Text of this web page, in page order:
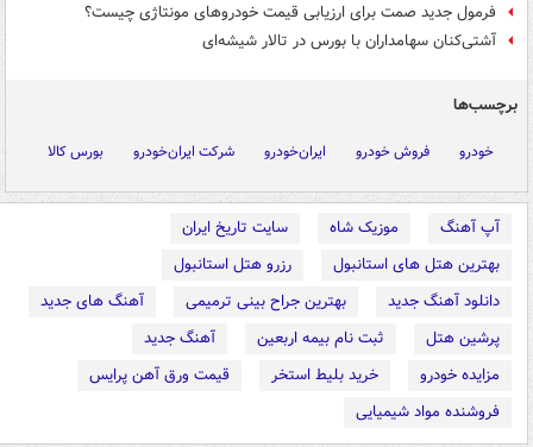
فرمول جدید صمت برای ارزیابی قیمت خودروهای مونتاژی چیست؟
آشتی‌کنان سهامداران با بورس در تالار شیشه‌ای
برچسب‌ها
خودرو فروش خودرو ایران‌خودرو شرکت ایران‌خودرو بورس کالا
آپ آهنگ موزیک شاه
سایت تاریخ ایران
بهترین هتل های استانبول
رزرو هتل استانبول
دانلود آهنگ جدید
بهترین جراح بینی ترمیمی
آهنگ های جدید
پرشین هتل
ثبت نام بیمه اربعین
آهنگ جدید
مزایده خودرو
خرید بلیط استخر
قیمت ورق آهن پرایس
فروشنده مواد شیمیایی